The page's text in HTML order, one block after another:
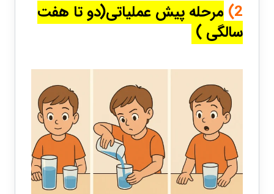
2) مرحله پیش عملیاتی(دو تا هفت
سالگی )